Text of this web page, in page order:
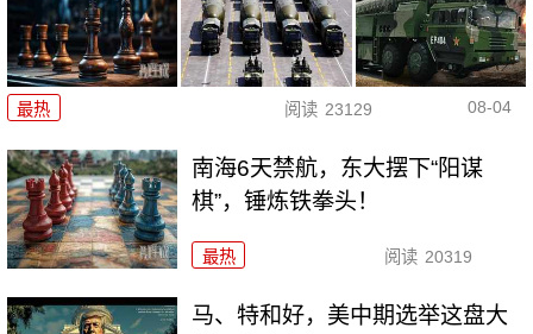
最热 阅读 23129 08-04
南海6天禁航，东大摆下“阳谋
棋”，锤炼铁拳头！
最热 阅读 20319
马、特和好，美中期选举这盘大